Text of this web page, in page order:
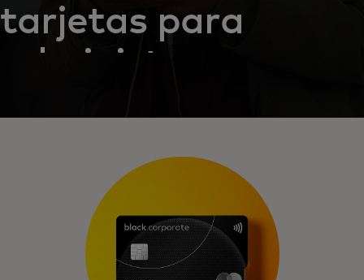
tarjetas para
administrar sus